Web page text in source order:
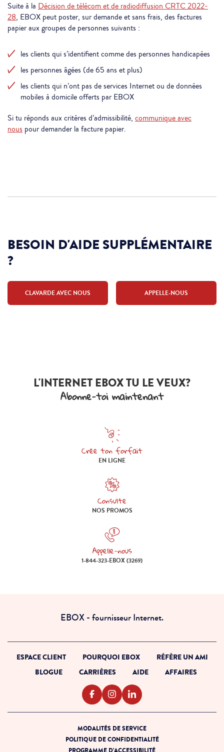
Suite à la Décision de télécom et de radiodiffusion CRTC 2022-
28, EBOX peut poster, sur demande et sans frais, des factures
papier aux groupes de personnes suivants :
les clients qui s’identifient comme des personnes handicapées
les personnes âgées (de 65 ans et plus)
les clients qui n’ont pas de services Internet ou de données
mobiles à domicile offerts par EBOX
Si tu réponds aux critères d’admissibilité, communique avec
nous pour demander la facture papier.
BESOIN D'AIDE SUPPLÉMENTAIRE
?
CLAVARDE AVEC NOUS APPELLE-NOUS
L'INTERNET EBOX TU LE VEUX?
Abonne-toi maintenant
Crée ton forfait
Crée ton forfait en ligne
EN LIGNE
Consulte
Consulte nos promos
NOS PROMOS
Appelle-nous
Appelle-nous 1-844-323-EBOX
1-844-323-EBOX (3269)
EBOX - fournisseur Internet.
ESPACE CLIENT POURQUOI EBOX
RÉFÈRE UN AMI
BLOGUE
CARRIÈRES AIDE AFFAIRES
MODALITÉS DE SERVICE
POLITIQUE DE CONFIDENTIALITÉ